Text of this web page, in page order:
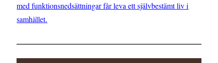
med funktionsnedsättningar får leva ett självbestämt liv i
samhället.